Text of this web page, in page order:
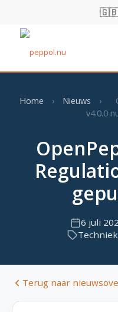
🇬🇧
Home › Nieuws ›
v4.0.0
6 juli
Terug naar